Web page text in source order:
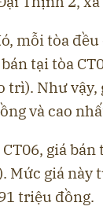
mỗi tòa
tại tòa
trì). Như vậy,
và cao
CT06, giá
Mức giá này
triệu đồng.